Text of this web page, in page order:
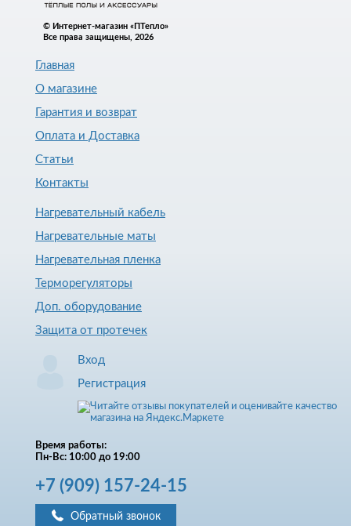
© Интернет-магазин «ПТепло»
Все права защищены, 2026
Главная
О магазине
Гарантия и возврат
Оплата и Доставка
Статьи
Контакты
Нагревательный кабель
Нагревательные маты
Нагревательная пленка
Терморегуляторы
Доп. оборудование
Защита от протечек
Вход
Регистрация
Время работы:
Пн-Вс: 10:00 до 19:00
+7 (909) 157-24-15
Обратный звонок